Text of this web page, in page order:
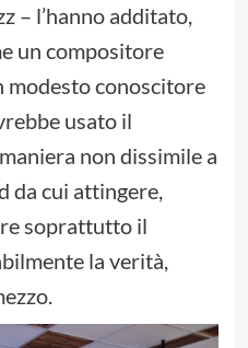
– l’hanno additato,
un compositore
modesto conoscitore
usato il
non dissimile a
da cui attingere,
soprattutto il
la verità,